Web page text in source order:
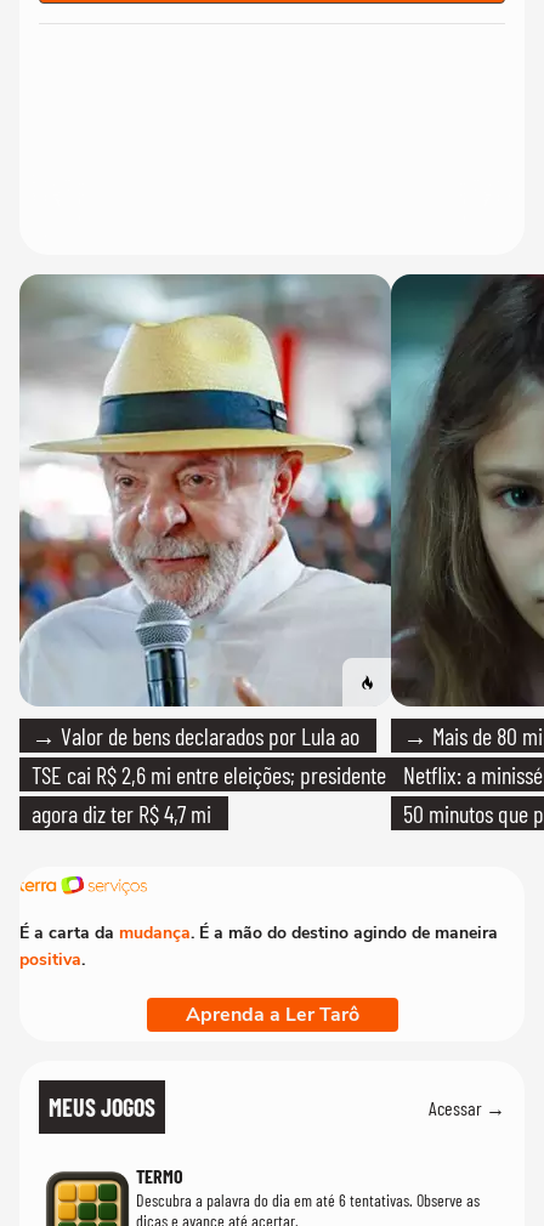
→ Valor de bens declarados por Lula ao
TSE cai R$ 2,6 mi entre eleições; presidente
agora diz ter R$ 4,7 mi
→ Mais de 80
Netflix: a
50 minutos que
É a carta da mudança. É a mão do destino agindo de maneira
positiva.
Aprenda a Ler Tarô
MEUS JOGOS Acessar →
TERMO
Descubra a palavra do dia em até 6 tentativas. Observe as
dicas e avance até acertar.